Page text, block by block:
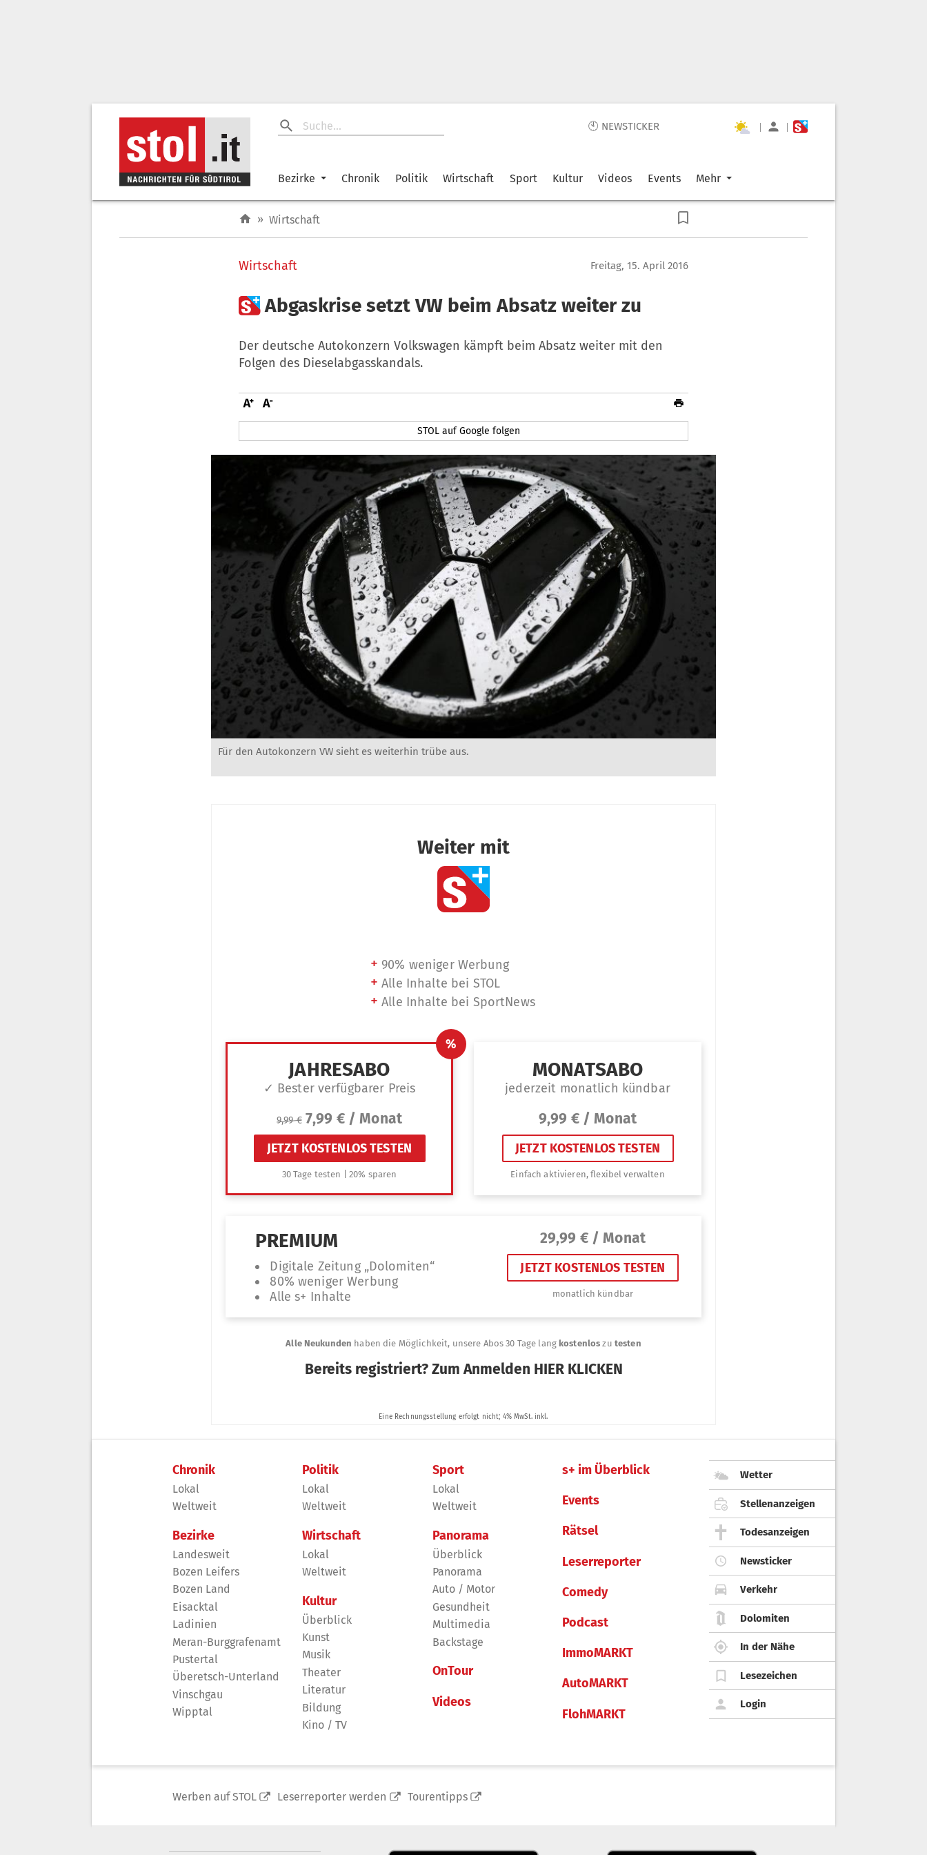
🕙 NEWSTICKER | |
Bezirke Chronik Politik Wirtschaft Sport Kultur Videos Events Mehr
» Wirtschaft
Wirtschaft Freitag, 15. April 2016
Abgaskrise setzt VW beim Absatz weiter zu
Der deutsche Autokonzern Volkswagen kämpft beim Absatz weiter mit den
Folgen des Dieselabgasskandals.
STOL auf Google folgen
Für den Autokonzern VW sieht es weiterhin trübe aus.
Chronik
Lokal
Weltweit
Bezirke
Landesweit
Bozen Leifers
Bozen Land
Eisacktal
Ladinien
Meran-Burggrafenamt
Pustertal
Überetsch-Unterland
Vinschgau
Wipptal
Politik
Lokal
Weltweit
Wirtschaft
Lokal
Weltweit
Kultur
Überblick
Kunst
Musik
Theater
Literatur
Bildung
Kino / TV
Sport
Lokal
Weltweit
Panorama
Überblick
Panorama
Auto / Motor
Gesundheit
Multimedia
Backstage
OnTour
Videos
s+ im Überblick
Events
Rätsel
Leserreporter
Comedy
Podcast
ImmoMARKT
AutoMARKT
FlohMARKT
Wetter
Stellenanzeigen
Todesanzeigen
Newsticker
Verkehr
Dolomiten
In der Nähe
Lesezeichen
Login
Werben auf STOL Leserreporter werden Tourentipps